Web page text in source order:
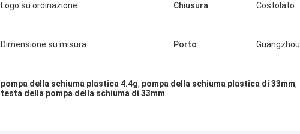
Logo su ordinazione Chiusura Costolato
Dimensione su misura Porto Guangzhou
pompa della schiuma plastica 4.4g, pompa della schiuma plastica di 33mm,
testa della pompa della schiuma di 33mm